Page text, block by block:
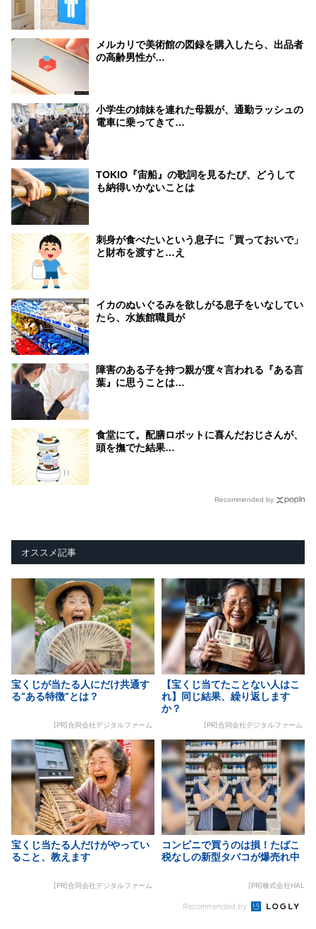
メルカリで美術館の図録を購入したら、出品者
の高齢男性が…
小学生の姉妹を連れた母親が、通勤ラッシュの
電車に乗ってきて…
TOKIO『宙船』の歌詞を見るたび、どうして
も納得いかないことは
刺身が食べたいという息子に「買っておいで」
と財布を渡すと…え
イカのぬいぐるみを欲しがる息子をいなしてい
たら、水族館職員が
障害のある子を持つ親が度々言われる『ある言
葉』に思うことは…
食堂にて。配膳ロボットに喜んだおじさんが、
頭を撫でた結果…
Recommended by
オススメ記事
宝くじが当たる人にだけ共通す
る“ある特徴”とは？
[PR]合同会社デジタルファーム
【宝くじ当てたことない人はこ
れ】同じ結果、繰り返します
か？
[PR]合同会社デジタルファーム
宝くじ当たる人だけがやってい
ること、教えます
[PR]合同会社デジタルファーム
コンビニで買うのは損！たばこ
税なしの新型タバコが爆売れ中
[PR]株式会社HAL
Recommended by